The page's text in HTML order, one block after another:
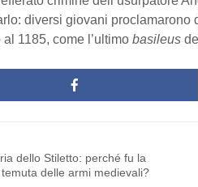
diversi giovani proclamarono
al 1185, come l’ultimo basileus
dello Stiletto: perché fu la
temuta delle armi medievali?